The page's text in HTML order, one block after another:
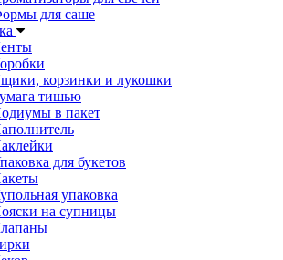
для саше
корзинки и лукошки
тишью
в пакет
для букетов
упаковка
на супницы